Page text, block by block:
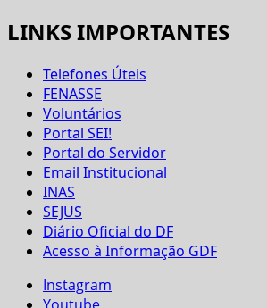
LINKS IMPORTANTES
Telefones Úteis
FENASSE
Voluntários
Portal SEI!
Portal do Servidor
Email Institucional
INAS
SEJUS
Diário Oficial do DF
Acesso à Informação GDF
Instagram
Youtube